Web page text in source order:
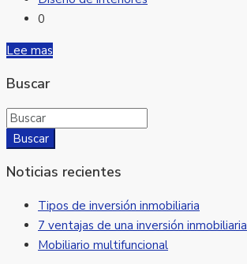
0
Lee mas
Buscar
Buscar
Noticias recientes
Tipos de inversión inmobiliaria
7 ventajas de una inversión inmobiliaria
Mobiliario multifuncional